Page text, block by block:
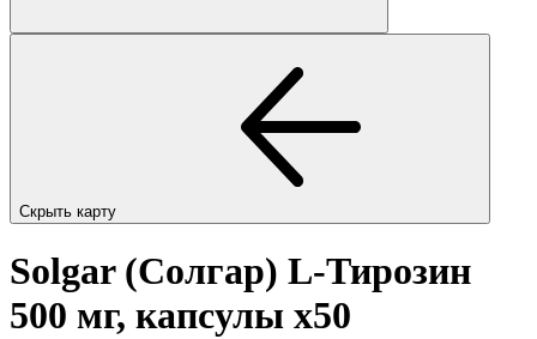
Скрыть карту
Solgar (Солгар) L-Тирозин
500 мг, капсулы x50